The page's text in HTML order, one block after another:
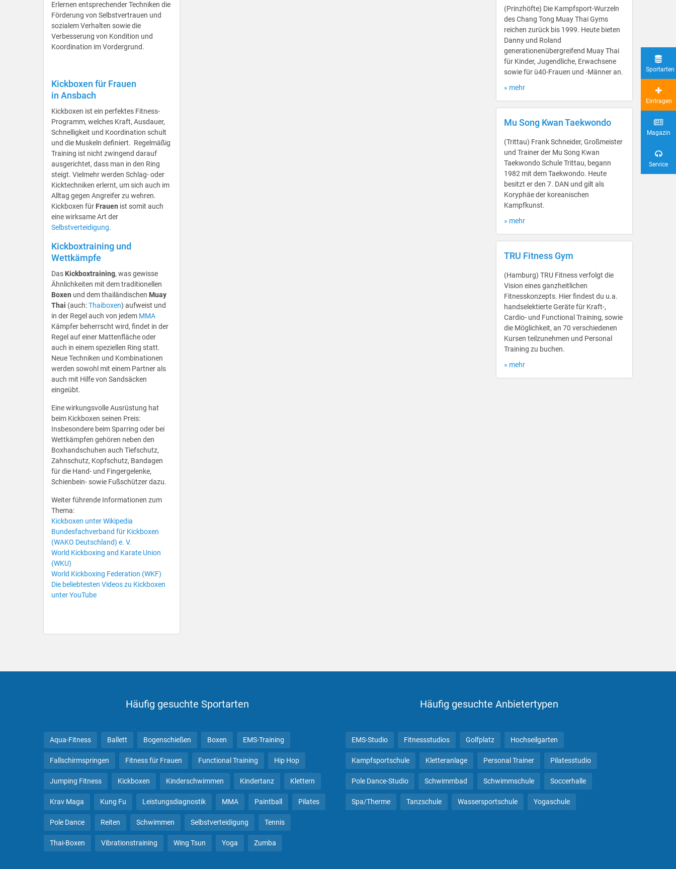
Erlernen entsprechender Techniken die
Förderung von Selbstvertrauen und
sozialem Verhalten sowie die
Verbesserung von Kondition und
Koordination im Vordergrund.
Kickboxen für Frauen
in Ansbach
Kickboxen ist ein perfektes Fitness-
Programm, welches Kraft, Ausdauer,
Schnelligkeit und Koordination schult
und die Muskeln definiert. Regelmäßig
Training ist nicht zwingend darauf
ausgerichtet, dass man in den Ring
steigt. Vielmehr werden Schlag- oder
Kicktechniken erlernt, um sich auch im
Alltag gegen Angreifer zu wehren.
Kickboxen für Frauen ist somit auch
eine wirksame Art der
Selbstverteidigung.
Kickboxtraining und
Wettkämpfe
Das Kickboxtraining, was gewisse
Ähnlichkeiten mit dem traditionellen
Boxen und dem thailändischen Muay
Thai (auch:Thaiboxen) aufweist und
in der Regel auch von jedem MMA
Kämpfer beherrscht wird, findet in der
Regel auf einer Mattenfläche oder
auch in einem speziellen Ring statt.
Neue Techniken und Kombinationen
werden sowohl mit einem Partner als
auch mit Hilfe von Sandsäcken
eingeübt.
Eine wirkungsvolle Ausrüstung hat
beim Kickboxen seinen Preis:
Insbesondere beim Sparring oder bei
Wettkämpfen gehören neben den
Boxhandschuhen auch Tiefschutz,
Zahnschutz, Kopfschutz, Bandagen
für die Hand- und Fingergelenke,
Schienbein- sowie Fußschützer dazu.
Weiter führende Informationen zum
Thema:
Kickboxen unter Wikipedia
Bundesfachverband für Kickboxen
(WAKO Deutschland) e. V.
World Kickboxing and Karate Union
(WKU)
World Kickboxing Federation (WKF)
Die beliebtesten Videos zu Kickboxen
unter YouTube
(Prinzhöfte) Die Kampfsport-Wurzeln
des Chang Tong Muay Thai Gyms
reichen zurück bis 1999. Heute bieten
Danny und Roland
generationenübergreifend Muay Thai
für Kinder, Jugendliche, Erwachsene
sowie für ü40-Frauen und -Männer an.
» mehr
Mu Song Kwan Taekwondo
(Trittau) Frank Schneider, Großmeister
und Trainer der Mu Song Kwan
Taekwondo Schule Trittau, begann
1982 mit dem Taekwondo. Heute
besitzt er den 7. DAN und gilt als
Koryphäe der koreanischen
Kampfkunst.
» mehr
TRU Fitness Gym
(Hamburg) TRU Fitness verfolgt die
Vision eines ganzheitlichen
Fitnesskonzepts. Hier findest du u.a.
handselektierte Geräte für Kraft-,
Cardio- und Functional Training, sowie
die Möglichkeit, an 70 verschiedenen
Kursen teilzunehmen und Personal
Training zu buchen.
» mehr
Häufig gesuchte Sportarten
Aqua-Fitness Ballett Bogenschießen Boxen EMS-Training
Fallschirmspringen Fitness für Frauen Functional Training Hip Hop
Jumping Fitness Kickboxen Kinderschwimmen Kindertanz Klettern
Krav Maga Kung Fu Leistungsdiagnostik MMA Paintball Pilates
Pole Dance Reiten Schwimmen Selbstverteidigung Tennis
Thai-Boxen Vibrationstraining Wing Tsun Yoga Zumba
Häufig gesuchte Anbietertypen
EMS-Studio Fitnessstudios Golfplatz Hochseilgarten
Kampfsportschule Kletteranlage Personal Trainer Pilatesstudio
Pole Dance-Studio Schwimmbad Schwimmschule Soccerhalle
Spa/Therme Tanzschule Wassersportschule Yogaschule
Sportarten
Eintragen
Magazin
Service